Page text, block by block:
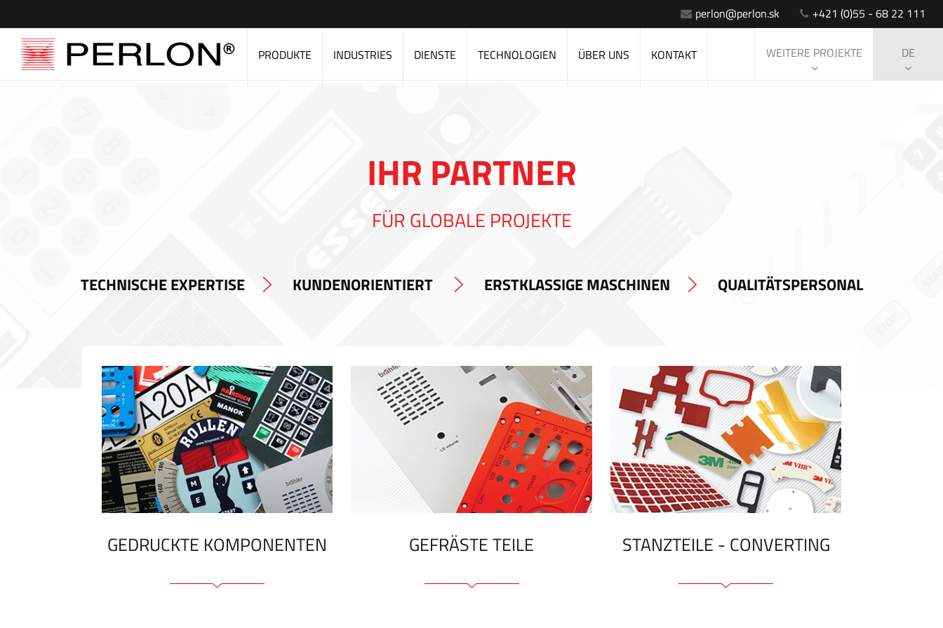
perlon@perlon.sk +421 (0)55 - 68 22 111
PRODUKTE INDUSTRIES DIENSTE TECHNOLOGIEN ÜBER UNS KONTAKT WEITERE PROJEKTE DE
IHR PARTNER
FÜR GLOBALE PROJEKTE
TECHNISCHE EXPERTISE KUNDENORIENTIERT ERSTKLASSIGE MASCHINEN QUALITÄTSPERSONAL
GEDRUCKTE KOMPONENTEN GEFRÄSTE TEILE STANZTEILE - CONVERTING